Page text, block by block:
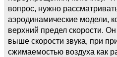
вопрос, нужно
аэродинамические модели,
верхний предел скорости.
выше скорости звука, при
сжимаемостью воздуха как